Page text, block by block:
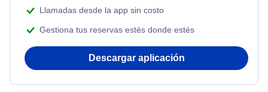
Flights from Nueva York to Mumbai
Flights from Shanghai to Nueva York
Llamadas desde la app sin costo
Gestiona tus reservas estés donde estés
Descargar aplicación